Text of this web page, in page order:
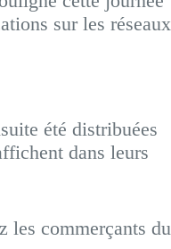
sur les réseaux
été distribuées
dans leurs
les commerçants du